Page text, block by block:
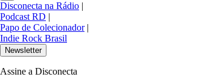
Disconecta na Rádio |
Podcast RD |
Papo de Colecionador |
Indie Rock Brasil
Newsletter
Assine a Disconecta